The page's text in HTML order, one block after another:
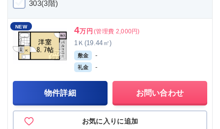
303(3階)
NEW 4万円 (管理費 2,000円)
1Ｋ(19.44㎡)
敷金 -
礼金 -
物件詳細 お問い合わせ
お気に入りに追加